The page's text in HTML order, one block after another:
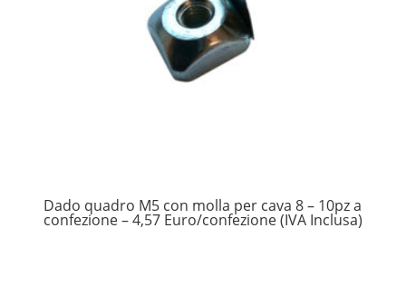
Dado quadro M5 con molla per cava 8 – 10pz a
confezione – 4,57 Euro/confezione (IVA Inclusa)